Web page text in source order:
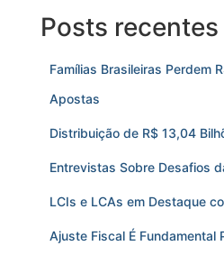
Posts recentes
Famílias Brasileiras Perdem
Apostas
Distribuição de R$ 13,04
Entrevistas Sobre Desafios
LCIs e LCAs em Destaque
Ajuste Fiscal É Fundamental